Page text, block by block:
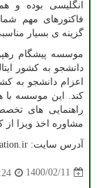
انگلیسی بوده و
فاکتورهای مهم
گزینه ی بسیار
موسسه پیشگام
دانشجو به کشور
اعزام دانشجو به
کند. این موسسه با
راهنمایی های
مشاوره اخذ ویزا
آدرس سایت:
1400/02/11